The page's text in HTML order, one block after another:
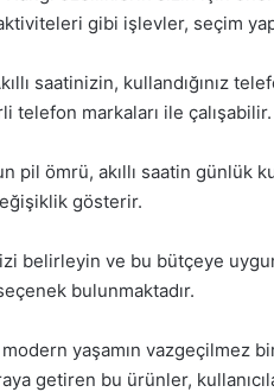
gibi işlevler, seçim
saatinizin, kullandığınız
telefon markaları ile çalışabilir.
pil ömrü, akıllı saatin günlük
gösterir.
belirleyin ve bu bütçeye
bulunmaktadır.
yaşamın vazgeçilmez
getiren bu ürünler,